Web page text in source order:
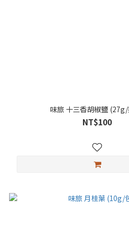
味旅 十三香胡椒鹽
NT$100